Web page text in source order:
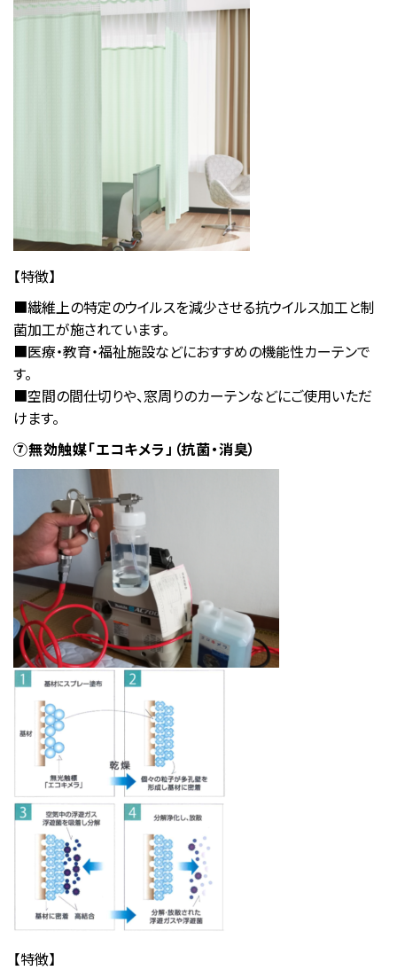
【特徴】
■繊維上の特定のウイルスを減少させる抗ウイルス加工と制
菌加工が施されています。
■医療・教育・福祉施設などにおすすめの機能性カーテンで
す。
■空間の間仕切りや、窓周りのカーテンなどにご使用いただ
けます。
⑦無効触媒「エコキメラ」（抗菌・消臭）
【特徴】